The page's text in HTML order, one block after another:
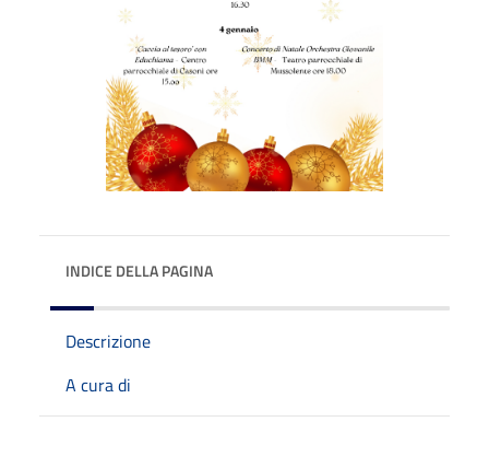
INDICE DELLA PAGINA
Descrizione
A cura di